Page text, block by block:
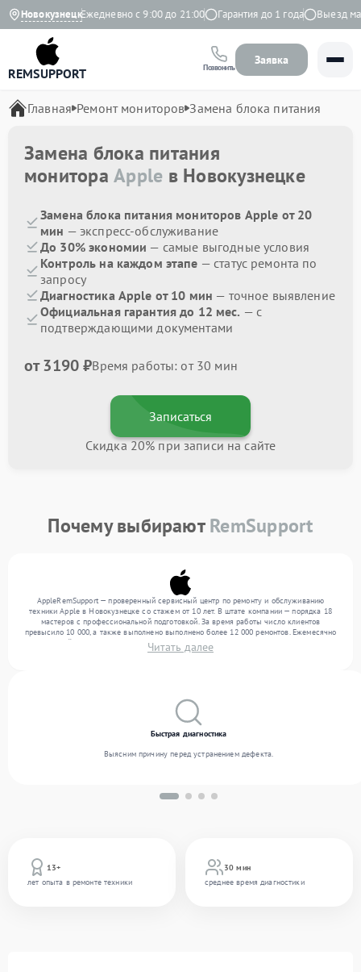
Новокузнецк
на Яндекс Ежедневно с 9:00 до 21:00 Гарантия до 1 года Выезд
REMSUPPORT Позвонить
Заявка
Главная Ремонт мониторов Замена блока питания
Замена блока питания
монитораApple в Новокузнецке
Замена блока питания мониторов Apple от 20
мин — экспресс-обслуживание
До 30% экономии — самые выгодные условия
Контроль на каждом этапе — статус ремонта по
запросу
Диагностика Apple от 10 мин — точное выявление
Официальная гарантия до 12 мес. — с
подтверждающими документами
от 3190 ₽Время работы: от 30 мин
Записаться
Скидка 20% при записи на сайте
Почему выбираютRemSupport
AppleRemSupport — проверенный сервисный центр по ремонту и обслуживанию
техники Apple в Новокузнецке со стажем от 10 лет. В штате компании — порядка 18
мастеров с профессиональной подготовкой. За время работы число клиентов
превысило 10 000, а также выполнено выполнено более 12 000 ремонтов. Ежемесячно
в сервисный центр поступает свыше 300 единиц техники, включая , , . Мы беремся за
задачи любой сложности и гарантируем высокое качество обслуживания благодаря
Читать далее
13+
лет опыта в ремонте техники
30 мин
среднее время диагностики
Быстрая диагностика
Выясним причину перед устранением дефекта.